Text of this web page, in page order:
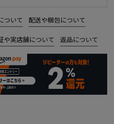
ついて 配送や梱包について
や実店舗について 返品について